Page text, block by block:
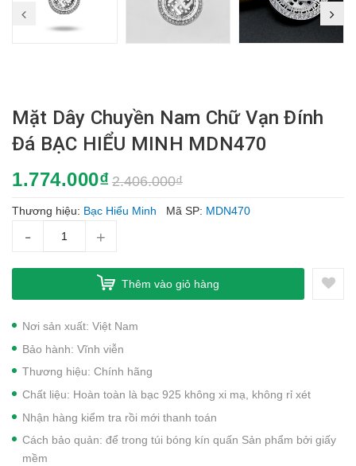
Mặt Dây Chuyền Nam Chữ Vạn Đính
Đá BẠC HIỂU MINH MDN470
1.774.000₫ 2.406.000₫
Thương hiệu: Bạc Hiểu Minh Mã SP: MDN470
- +
Thêm vào giỏ hàng
Nơi sản xuất: Việt Nam
Bảo hành: Vĩnh viễn
Thương hiệu: Chính hãng
Chất liệu: Hoàn toàn là bạc 925 không xi mạ, không rỉ xét
Nhận hàng kiểm tra rồi mới thanh toán
Cách bảo quản: để trong túi bóng kín quấn Sản phẩm bởi giấy
mềm